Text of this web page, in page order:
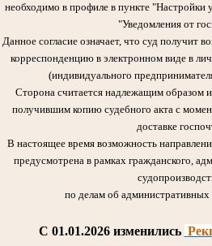
необходимо в профиле в пункте "Настройки
"Уведомления от
Данное согласие означает, что суд получит
корреспонденцию в электронном виде в
(индивидуального
Сторона считается надлежащим образом
получившим копию судебного акта с
доставке
В настоящее время возможность
предусмотрена в рамках гражданского,
по делам об
C 01.01.2026 изменились